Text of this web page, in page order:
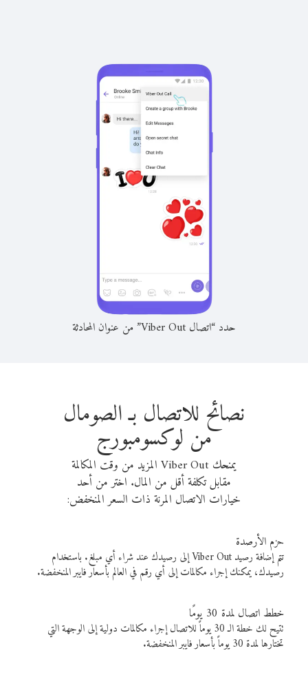
حدد “اتصال Viber Out” من عنوان المحادثة
نصائح للاتصال بـ الصومال
من لوكسومبورج
يمنحك Viber Out المزيد من وقت المكالمة
مقابل تكلفة أقل من المال. اختر من أحد
خيارات الاتصال المرنة ذات السعر المنخفض:
حزم الأرصدة
تتم إضافة رصيد Viber Out إلى رصيدك عند شراء أي مبلغ. باستخدام
رصيدك، يمكنك إجراء مكالمات إلى أي رقم في العالم بأسعار فايبر المنخفضة.
خطط اتصال لمدة 30 يومًا
تتيح لك خطة الـ 30 يوماً للاتصال إجراء مكالمات دولية إلى الوجهة التي
تختارها لمدة 30 يوماً بأسعار فايبر المنخفضة.